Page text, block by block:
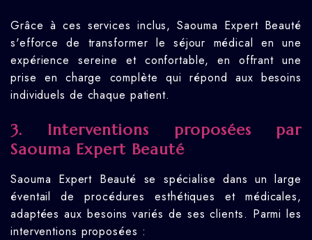
Grâce à ces services inclus, Saouma Expert Beauté
s'efforce de transformer le séjour médical en une
expérience sereine et confortable, en offrant une
prise en charge complète qui répond aux besoins
individuels de chaque patient.
3. Interventions proposées par
Saouma Expert Beauté
Saouma Expert Beauté se spécialise dans un large
éventail de procédures esthétiques et médicales,
adaptées aux besoins variés de ses clients. Parmi les
interventions proposées :